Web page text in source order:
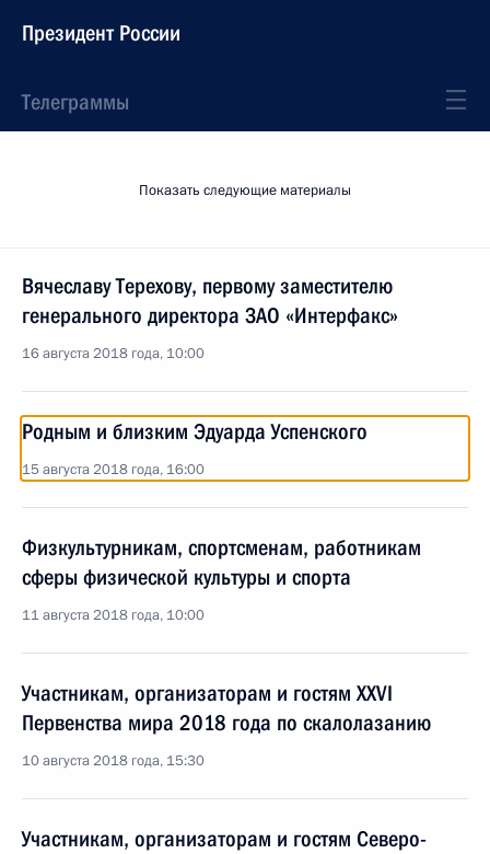
Президент России
Телеграммы
Показать следующие материалы
Вячеславу Терехову, первому заместителю
генерального директора ЗАО «Интерфакс»
16 августа 2018 года, 10:00
Родным и близким Эдуарда Успенского
15 августа 2018 года, 16:00
Физкультурникам, спортсменам, работникам
сферы физической культуры и спорта
11 августа 2018 года, 10:00
Участникам, организаторам и гостям XXVI
Первенства мира 2018 года по скалолазанию
10 августа 2018 года, 15:30
Участникам, организаторам и гостям Северо-